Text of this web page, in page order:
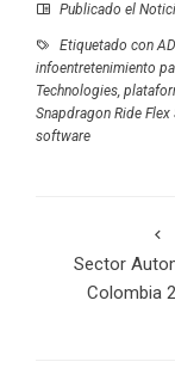
Publicado el
Etiquetado con
infoentretenimiento
Technologies,
Snapdragon Ride
software
Sector
Colombia